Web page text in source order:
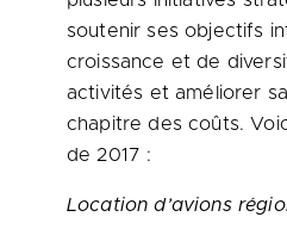
soutenir ses objectifs
croissance et de
activités et améliorer
chapitre des coûts.
de 2017 :
Location d’avions